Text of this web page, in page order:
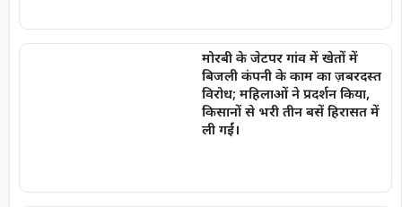
मोरबी के जेटपर गांव में खेतों में
बिजली कंपनी के काम का ज़बरदस्त
विरोध; महिलाओं ने प्रदर्शन किया,
किसानों से भरी तीन बसें हिरासत में
ली गईं।